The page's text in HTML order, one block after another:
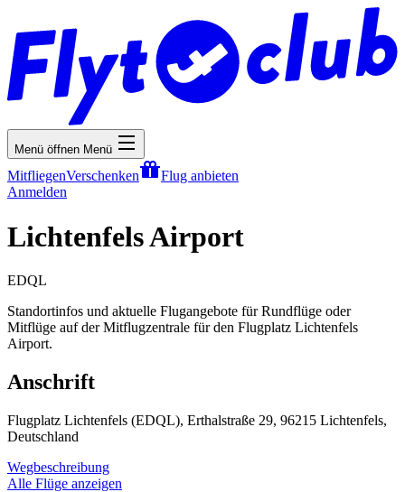
Menü öffnen Menü
MitfliegenVerschenken
Flug anbieten
Anmelden
Lichtenfels Airport
EDQL
Standortinfos und aktuelle Flugangebote für Rundflüge oder
Mitflüge auf der Mitflugzentrale für den Flugplatz Lichtenfels
Airport.
Anschrift
Flugplatz Lichtenfels (EDQL), Erthalstraße 29, 96215 Lichtenfels,
Deutschland
Wegbeschreibung
Alle Flüge anzeigen